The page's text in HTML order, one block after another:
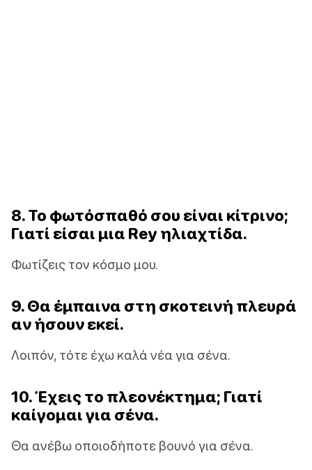
8. Το φωτόσπαθό σου είναι κίτρινο;
Γιατί είσαι μια Rey ηλιαχτίδα.
Φωτίζεις τον κόσμο μου.
9. Θα έμπαινα στη σκοτεινή πλευρά
αν ήσουν εκεί.
Λοιπόν, τότε έχω καλά νέα για σένα.
10. Έχεις το πλεονέκτημα; Γιατί
καίγομαι για σένα.
Θα ανέβω οποιοδήποτε βουνό για σένα.